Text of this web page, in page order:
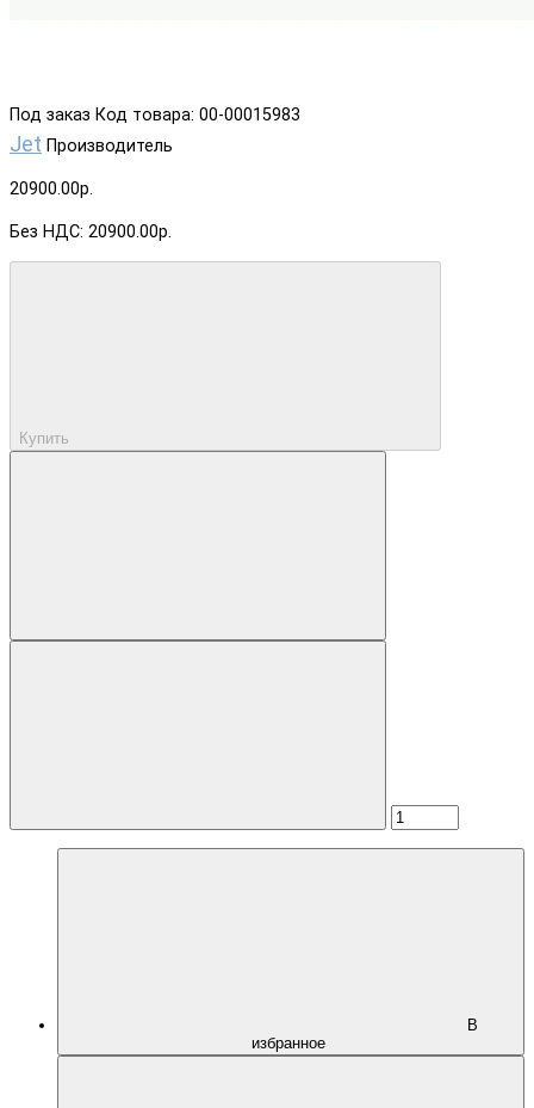
Под заказ Код товара: 00-00015983
Jet Производитель
20900.00р.
Без НДС: 20900.00р.
Купить
В
избранное